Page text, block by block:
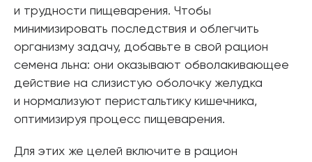
и трудности пищеварения. Чтобы
минимизировать последствия и облегчить
организму задачу, добавьте в свой рацион
семена льна: они оказывают обволакивающее
действие на слизистую оболочку желудка
и нормализуют перистальтику кишечника,
оптимизируя процесс пищеварения.
Для этих же целей включите в рацион